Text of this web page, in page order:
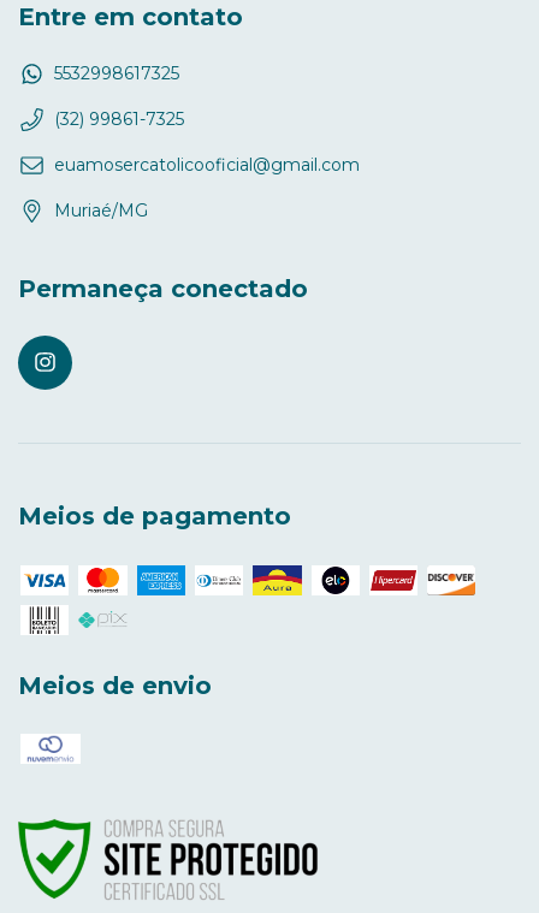
Entre em contato
5532998617325
(32) 99861-7325
euamosercatolicooficial@gmail.com
Muriaé/MG
Permaneça conectado
Meios de pagamento
Meios de envio